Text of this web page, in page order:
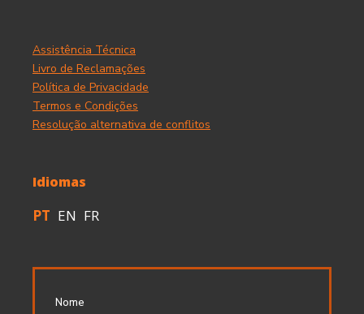
Assistência Técnica
Livro de Reclamações
Política de Privacidade
Termos e Condições
Resolução alternativa de conflitos
Idiomas
PT EN FR
Nome